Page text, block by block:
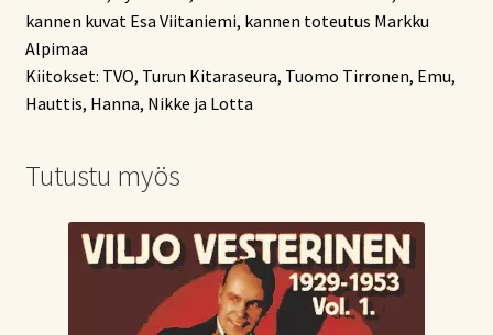
kannen kuvat Esa Viitaniemi, kannen toteutus Markku
Alpimaa
Kiitokset: TVO, Turun Kitaraseura, Tuomo Tirronen, Emu,
Hauttis, Hanna, Nikke ja Lotta
Tutustu myös